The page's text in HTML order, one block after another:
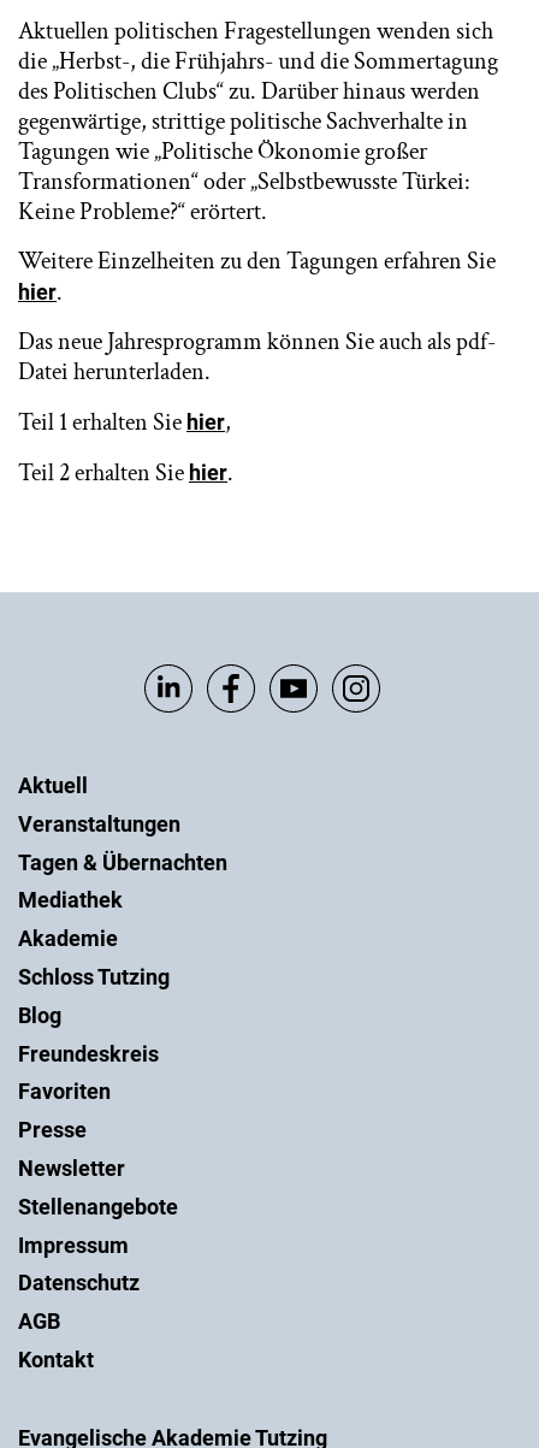
Aktuellen politischen Fragestellungen wenden sich
die „Herbst-, die Frühjahrs- und die Sommertagung
des Politischen Clubs“ zu. Darüber hinaus werden
gegenwärtige, strittige politische Sachverhalte in
Tagungen wie „Politische Ökonomie großer
Transformationen“ oder „Selbstbewusste Türkei:
Keine Probleme?“ erörtert.
Weitere Einzelheiten zu den Tagungen erfahren Sie
hier.
Das neue Jahresprogramm können Sie auch als pdf-
Datei herunterladen.
Teil 1 erhalten Sie hier,
Teil 2 erhalten Sie hier.
Evangelische Akademie Tutzing
Aktuell
Veranstaltungen
Tagen & Übernachten
Mediathek
Akademie
Schloss Tutzing
Blog
Freundeskreis
Favoriten
Presse
Newsletter
Stellenangebote
Impressum
Datenschutz
AGB
Kontakt